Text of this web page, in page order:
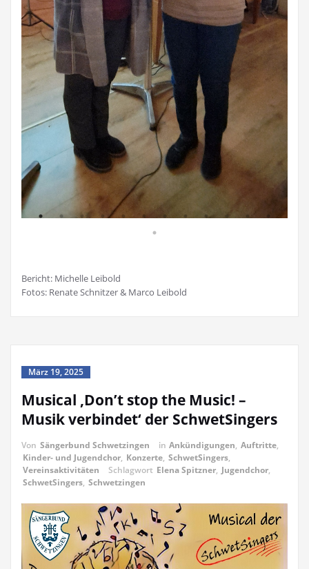
Bericht: Michelle Leibold
Fotos: Renate Schnitzer & Marco Leibold
März 19, 2025
Musical ‚Don’t stop the Music! –
Musik verbindet‘ der SchwetSingers
Von Sängerbund Schwetzingen in Ankündigungen, Auftritte,
Kinder- und Jugendchor, Konzerte, SchwetSingers,
Vereinsaktivitäten
Schlagwort Elena Spitzner, Jugendchor,
SchwetSingers, Schwetzingen